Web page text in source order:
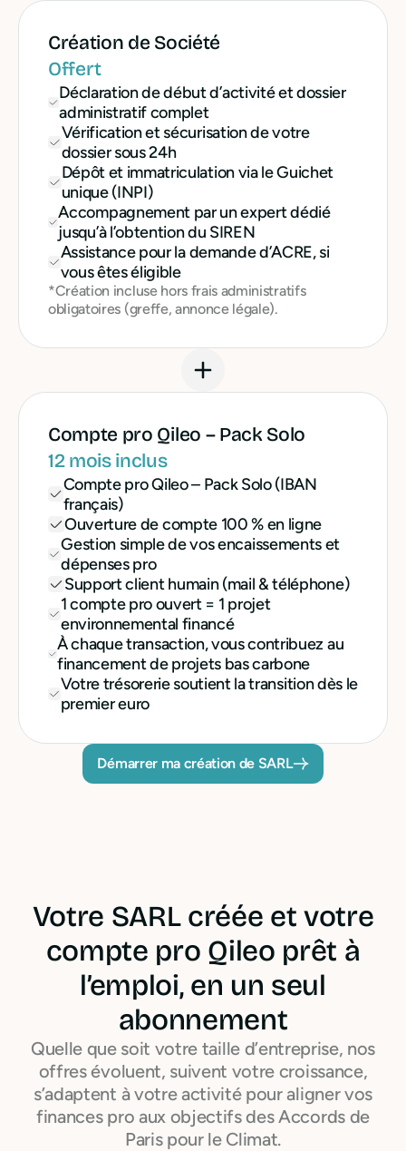
Création de Société
Offert
Déclaration de début d’activité et dossier
administratif complet
Vérification et sécurisation de votre
dossier sous 24h
Dépôt et immatriculation via le Guichet
unique (INPI)
Accompagnement par un expert dédié
jusqu’à l’obtention du SIREN
Assistance pour la demande d’ACRE, si
vous êtes éligible
*Création incluse hors frais administratifs
obligatoires (greffe, annonce légale).
Compte pro Qileo – Pack Solo
12 mois inclus
Compte pro Qileo – Pack Solo (IBAN
français)
Ouverture de compte 100 % en ligne
Gestion simple de vos encaissements et
dépenses pro
Support client humain (mail & téléphone)
1 compte pro ouvert = 1 projet
environnemental financé
À chaque transaction, vous contribuez au
financement de projets bas carbone
Votre trésorerie soutient la transition dès le
premier euro
Démarrer ma création de SARL
Votre SARL créée et votre
compte pro Qileo prêt à
l’emploi, en un seul
abonnement
Quelle que soit votre taille d’entreprise, nos
offres évoluent, suivent votre croissance,
s’adaptent à votre activité pour aligner vos
finances pro aux objectifs des Accords de
Paris pour le Climat.